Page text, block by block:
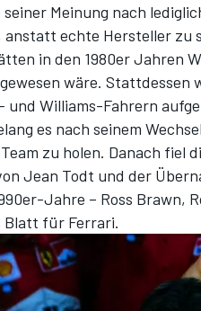
Meinung nach
echte Hersteller zu
in den 1980er Jahren
wäre. Stattdessen
und Williams-Fahrern
es nach seinem
zu holen. Danach fiel
Jean Todt und der
Jahre – Ross Brawn,
Blatt für Ferrari.